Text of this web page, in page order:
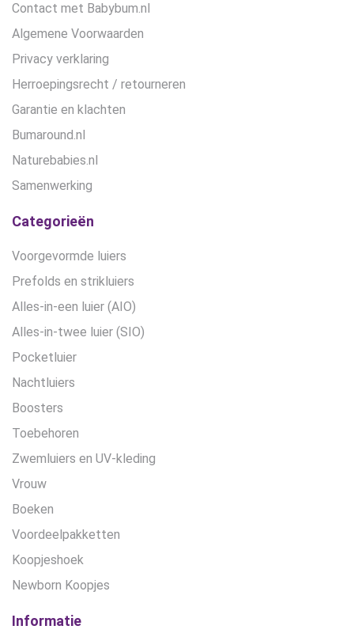
Contact met Babybum.nl
Algemene Voorwaarden
Privacy verklaring
Herroepingsrecht / retourneren
Garantie en klachten
Bumaround.nl
Naturebabies.nl
Samenwerking
Categorieën
Voorgevormde luiers
Prefolds en strikluiers
Alles-in-een luier (AIO)
Alles-in-twee luier (SIO)
Pocketluier
Nachtluiers
Boosters
Toebehoren
Zwemluiers en UV-kleding
Vrouw
Boeken
Voordeelpakketten
Koopjeshoek
Newborn Koopjes
Informatie